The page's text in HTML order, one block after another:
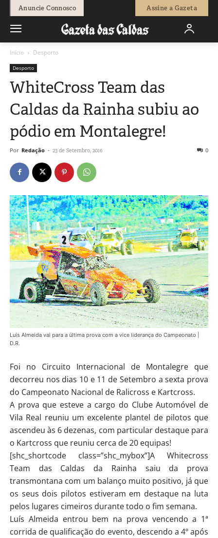
Anuncie Connosco Assine a Gazeta
Início Desporto
Desporto
WhiteCross Team das
Caldas da Rainha subiu ao
pódio em Montalegre!
Por Redação - 23 de Setembro, 2016 0
Luis Almeida vai para a última prova com a vice liderança do Campeonato |
D.R.
Foi no Circuito Internacional de Montalegre que
decorreu nos dias 10 e 11 de Setembro a sexta prova
do Campeonato Nacional de Ralicross e Kartcross.
A prova que esteve a cargo do Clube Automóvel de
Vila Real reuniu um excelente plantel de pilotos que
ascendeu às 6 dezenas, com particular destaque para
o Kartcross que reuniu cerca de 20 equipas!
[shc_shortcode class=”shc_mybox”]A Whitecross
Team das Caldas da Rainha saiu da prova
transmontana com um balanço muito positivo, já que
os seus dois pilotos estiveram em destaque na luta
pelos lugares cimeiros durante todo o fim semana.
Luís Almeida entrou bem na prova vencendo a 1ª
corrida de qualificação do evento, descendo a 4º após